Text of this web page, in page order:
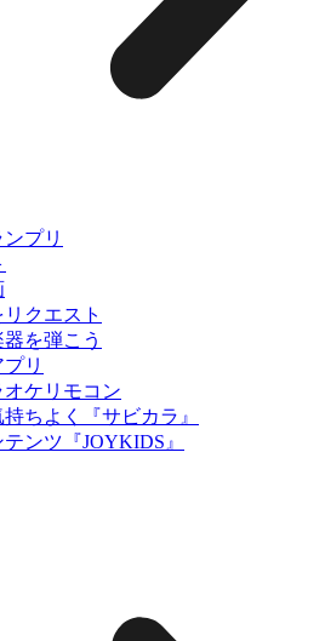
プリ
クエスト
を弾こう
リ
ケリモコン
ちよく『サビカラ』
ンツ『JOYKIDS』